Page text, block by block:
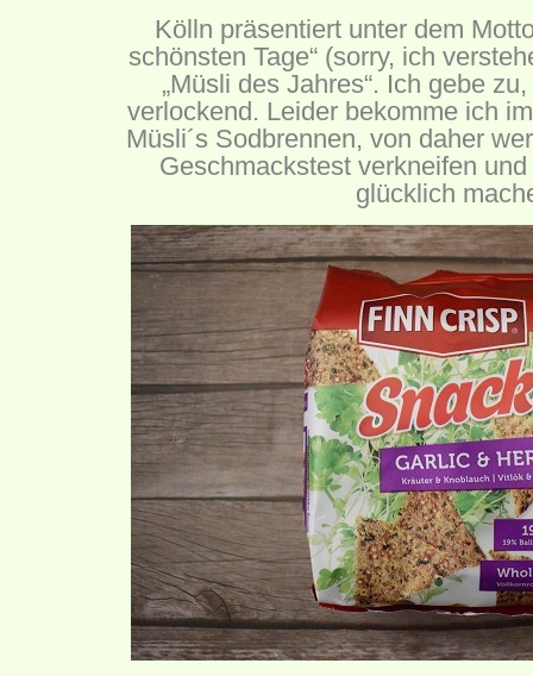
Kölln präsentiert unter dem
schönsten Tage“ (sorry, ich
„Müsli des Jahres“. Ich gebe
verlockend. Leider bekomme ich
Müsli´s Sodbrennen, von daher
Geschmackstest verkneifen
glücklich